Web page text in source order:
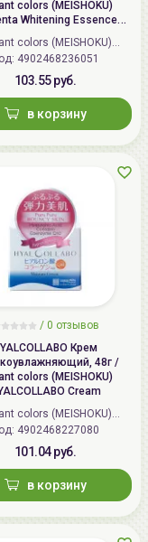
colors (MEISHOKU)
Whitening Essence
Cream
colors (MEISHOKU)
(Япония)
Код: 4902468236051
103.55 руб.
в корзину
/ 0 отзывов
Крем
48г /
colors (MEISHOKU)
Cream
colors (MEISHOKU)
(Япония)
Код: 4902468227080
101.04 руб.
в корзину